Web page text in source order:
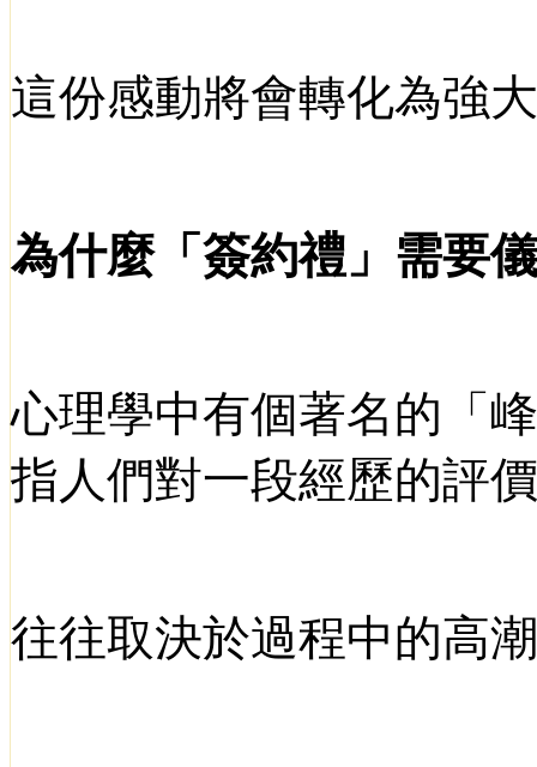
這份感動將會轉化為強
為什麼「簽約禮」需要
心理學中有個著名的「
指人們對一段經歷的評
往往取決於過程中的高